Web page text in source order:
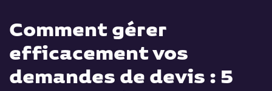
Comment gérer
efficacement vos
demandes de devis : 5